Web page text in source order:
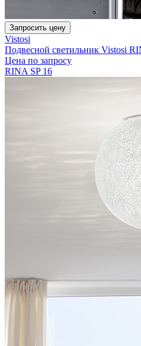
Запросить цену
Vistosi
Подвесной светильник Vistosi
Цена по запросу
RINA SP 16